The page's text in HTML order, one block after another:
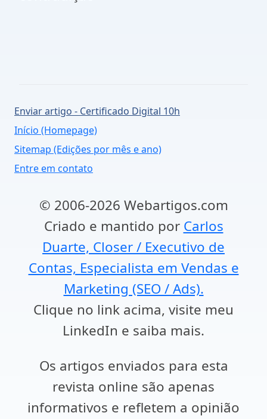
Enviar artigo - Certificado Digital 10h
Início (Homepage)
Sitemap (Edições por mês e ano)
Entre em contato
© 2006-2026 Webartigos.com
Criado e mantido por Carlos
Duarte, Closer / Executivo de
Contas, Especialista em Vendas e
Marketing (SEO / Ads).
Clique no link acima, visite meu
LinkedIn e saiba mais.
Os artigos enviados para esta
revista online são apenas
informativos e refletem a opinião